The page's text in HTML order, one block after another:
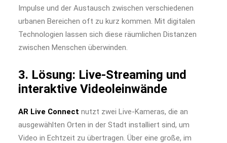
Impulse und der Austausch zwischen verschiedenen
urbanen Bereichen oft zu kurz kommen. Mit digitalen
Technologien lassen sich diese räumlichen Distanzen
zwischen Menschen überwinden.
3. Lösung: Live-Streaming und
interaktive Videoleinwände
AR Live Connect nutzt zwei Live-Kameras, die an
ausgewählten Orten in der Stadt installiert sind, um
Video in Echtzeit zu übertragen. Über eine große, im